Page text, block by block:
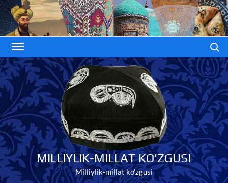
Skip
to
content
MILLIYLIK-MILLAT KO'ZGUSI
Milliylik-millat ko'zgusi